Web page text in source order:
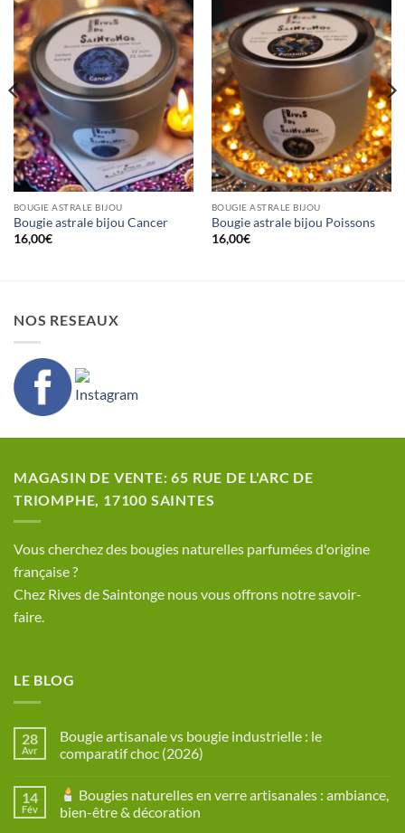
BOUGIE ASTRALE BIJOU
Bougie astrale bijou Cancer
16,00€
BOUGIE ASTRALE BIJOU
Bougie astrale bijou Poissons
16,00€
NOS RESEAUX
MAGASIN DE VENTE: 65 RUE DE L'ARC DE
TRIOMPHE, 17100 SAINTES
​Vous cherchez des bougies naturelles parfumées d'origine
française ?
Chez Rives de Saintonge nous vous offrons notre savoir-
faire.
LE BLOG
28
Avr
Bougie artisanale vs bougie industrielle : le
comparatif choc (2026)
sur
Bougie
artisanale
14
Fév
Bougies naturelles en verre artisanales : ambiance,
bien-être & décoration